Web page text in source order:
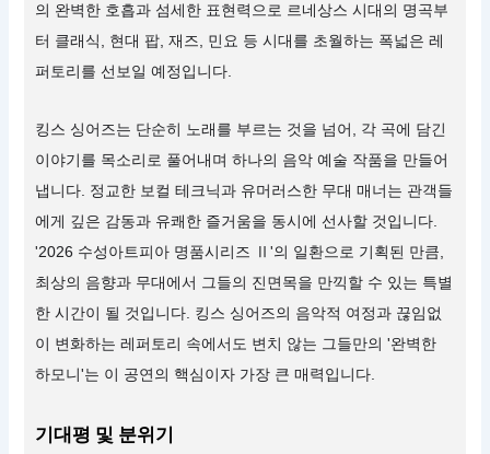
의 완벽한 호흡과 섬세한 표현력으로 르네상스 시대의 명곡부
터 클래식, 현대 팝, 재즈, 민요 등 시대를 초월하는 폭넓은 레
퍼토리를 선보일 예정입니다.
킹스 싱어즈는 단순히 노래를 부르는 것을 넘어, 각 곡에 담긴
이야기를 목소리로 풀어내며 하나의 음악 예술 작품을 만들어
냅니다. 정교한 보컬 테크닉과 유머러스한 무대 매너는 관객들
에게 깊은 감동과 유쾌한 즐거움을 동시에 선사할 것입니다.
'2026 수성아트피아 명품시리즈 Ⅱ'의 일환으로 기획된 만큼,
최상의 음향과 무대에서 그들의 진면목을 만끽할 수 있는 특별
한 시간이 될 것입니다. 킹스 싱어즈의 음악적 여정과 끊임없
이 변화하는 레퍼토리 속에서도 변치 않는 그들만의 '완벽한
하모니'는 이 공연의 핵심이자 가장 큰 매력입니다.
기대평 및 분위기